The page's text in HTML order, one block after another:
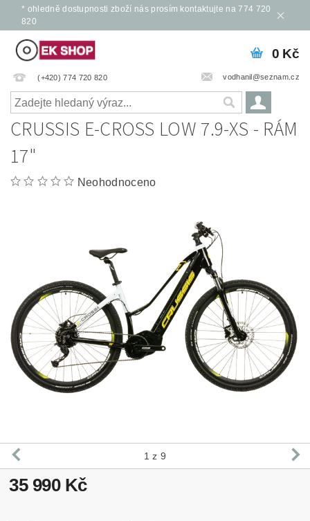
* ohledně dostupnosti zboží nás prosím kontaktujte na 774 720
820
(+420) 774 720 820 vodhanil@seznam.cz
0 Kč
CRUSSIS E-CROSS LOW 7.9-XS - RÁM
17"
Neohodnoceno
1 z 9
35 990 Kč